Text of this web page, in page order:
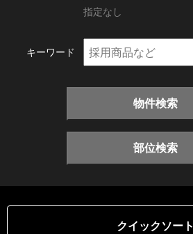
指定なし
キーワード
物件検索
部位検索
クイックソート